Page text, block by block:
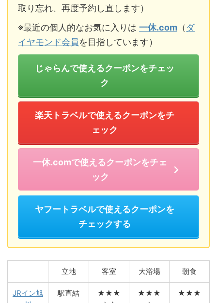
取り忘れ、再度予約し直します）
※最近の個人的なお気に入りは 一休.com （ ダ
イヤモンド会員を目指しています）
じゃらんで使えるクーポンをチェッ
ク
楽天トラベルで使えるクーポンをチ
ェック
一休.comで使えるクーポンをチェ
ック
ヤフートラベルで使えるクーポンを
チェックする
立地 客室 大浴場 朝食
JRイン旭
駅直結
★★★
★★★
★★★